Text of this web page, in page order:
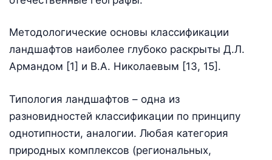
Методологические основы классификации
ландшафтов наиболее глубоко раскрыты Д.Л.
Армандом [1] и В.А. Николаевым [13, 15].
Типология ландшафтов – одна из
разновидностей классификации по принципу
однотипности, аналогии. Любая категория
природных комплексов (региональных,